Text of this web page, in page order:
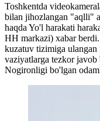
Toshkentda
bilan jihozlangan "aqlli"
haqda Yo'l harakati
HH markazi) xabar
kuzatuv tizimiga
vaziyatlarga tezkor
Nogironligi bo'lgan